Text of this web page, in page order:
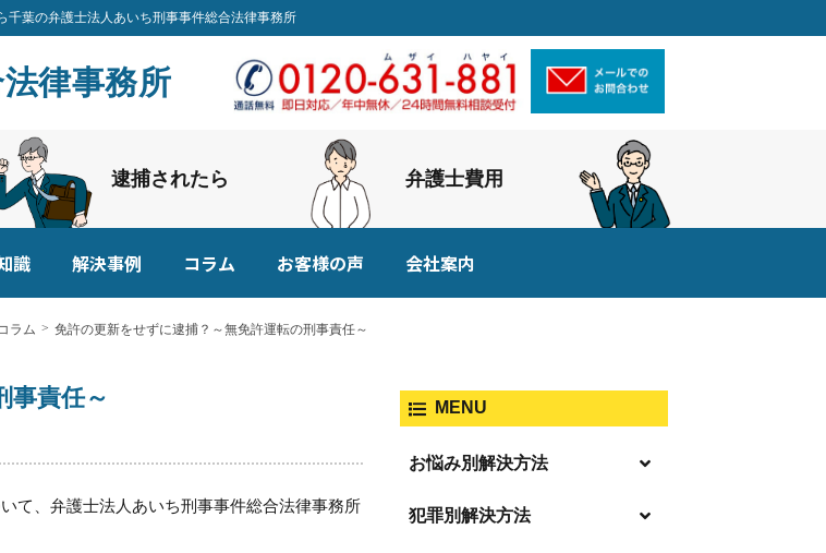
千葉の弁護士法人あいち刑事事件総合法律事務所
律事務所
逮捕されたら 弁護士費用
識 解決事例 コラム お客様の声 会社案内
ラム 免許の更新をせずに逮捕？～無免許運転の刑事責任～
事責任～
て、 弁護士法人あいち刑事事件総合法律事務所
MENU
お悩み別解決方法
逮捕の不安や悩み
犯罪別解決方法